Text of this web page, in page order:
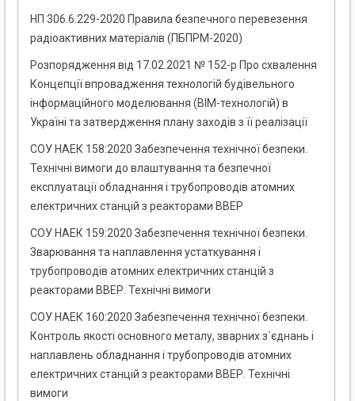
НП 306.6.229-2020 Правила безпечного перевезення
радіоактивних матеріалів (ПБПРМ-2020)
Розпорядження від 17.02.2021 № 152-р Про схвалення
Концепції впровадження технологій будівельного
інформаційного моделювання (BIM-технологій) в
Україні та затвердження плану заходів з її реалізації
СОУ НАЕК 158:2020 Забезпечення технічної безпеки.
Технічні вимоги до влаштування та безпечної
експлуатації обладнання і трубопроводів атомних
електричних станцій з реакторами ВВЕР
СОУ НАЕК 159:2020 Забезпечення технічної безпеки.
Зварювання та наплавлення устаткування і
трубопроводів атомних електричних станцій з
реакторами ВВЕР. Технічні вимоги
СОУ НАЕК 160:2020 Забезпечення технічної безпеки.
Контроль якості основного металу, зварних з`єднань і
наплавлень обладнання і трубопроводів атомних
електричних станцій з реакторами ВВЕР. Технічні
вимоги